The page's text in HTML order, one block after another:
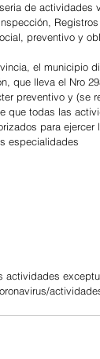
de
preventivo y
el municipio
que lleva el Nro
preventivo y (se
que todas las
para
especialidades
actividades